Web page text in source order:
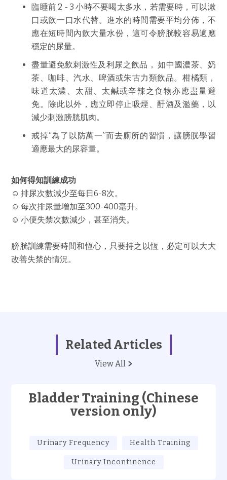
臨睡前 2 - 3 小時不要喝太多水，若需要時，可以漱
口或飲一口水代替。進水的時間需要平均分佈，不
應在短時間內飲大量水份，這可令膀胱較容易適應
穩定的尿量。
盡量避免飲刺激性及利尿之飲品， 如中國濃茶、奶
茶、咖啡、汽水、啤酒或朱古力類飲品。柑橘類，
味道太濃、太甜、太鹹或辛辣之食物亦應盡量避
免。除此以外，應立即停止吸煙、酑酒及濫藥，以
減少刺激膀胱肌肉。
戒掉“為了以防萬一”而去廁所的習慣，讓膀胱學習
適應最大的尿容量。
如何得知訓練成功
☺ 排尿次數減少至每日6-8次。
☺ 每次排尿量增加至300-400毫升。
☺ 小便失禁次數減少，甚至消失。
膀胱訓練需要時間和恆心，只要持之以恆，必定可以大大
改善失禁的情況。
Related Articles
View All
Bladder Training (Chinese
version only)
Urinary Frequency Health Training
Urinary Incontinence